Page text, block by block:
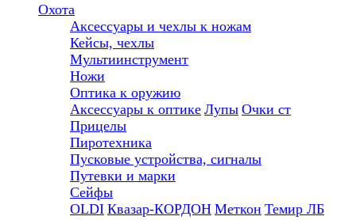
Охота
Аксессуары и чехлы к ножам
Кейсы, чехлы
Мультиинструмент
Ножи
Оптика к оружию
Аксессуары к оптике Лупы Очки ст
Прицелы
Пиротехника
Пусковые устройства, сигналы
Путевки и марки
Сейфы
OLDI Квазар-КОРДОН Меткон Темир ЛБ